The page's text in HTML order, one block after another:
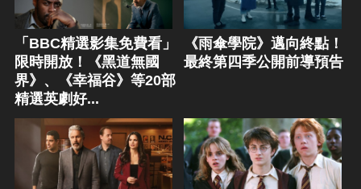
「BBC精選影集免費看」
限時開放！《黑道無國
界》、《幸福谷》等20部
精選英劇好...
《雨傘學院》邁向終點！
最終第四季公開前導預告